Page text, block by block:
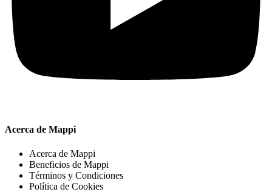
Acerca de Mappi
Acerca de Mappi
Beneficios de Mappi
Términos y Condiciones
Política de Cookies